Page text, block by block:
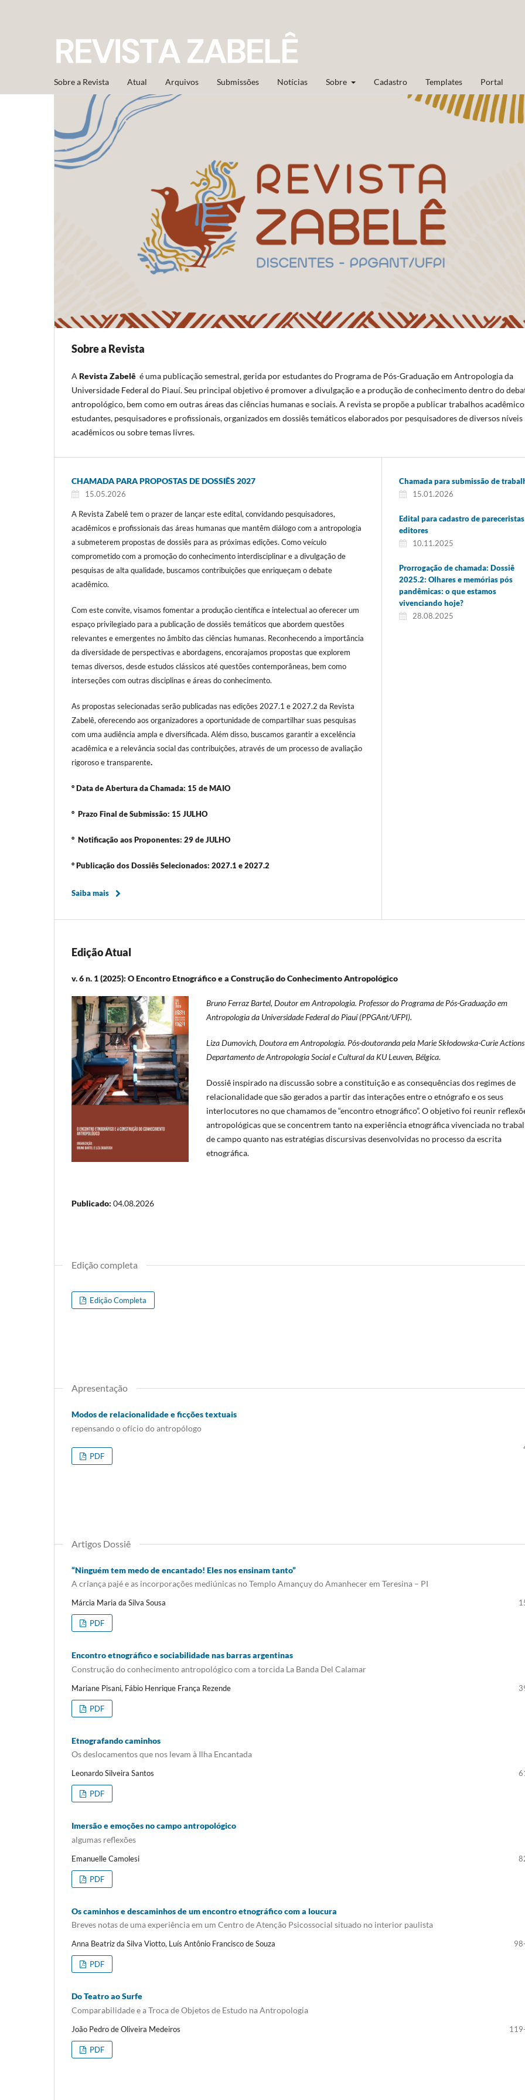
Sobre a Revista Atual Arquivos Submissões Notícias Sobre Cadastro Templates Portal
Sobre a Revista
A Revista Zabelê é uma publicação semestral, gerida por estudantes do Programa de Pós-Graduação em Antropologia da
Universidade Federal do Piauí. Seu principal objetivo é promover a divulgação e a produção de conhecimento dentro do
antropológico, bem como em outras áreas das ciências humanas e sociais. A revista se propõe a publicar trabalhos
estudantes, pesquisadores e profissionais, organizados em dossiês temáticos elaborados por pesquisadores de diversos níveis
acadêmicos ou sobre temas livres.
CHAMADA PARA PROPOSTAS DE DOSSIÊS 2027
15.05.2026
A Revista Zabelê tem o prazer de lançar este edital, convidando pesquisadores,
acadêmicos e profissionais das áreas humanas que mantêm diálogo com a antropologia
a submeterem propostas de dossiês para as próximas edições. Como veículo
comprometido com a promoção do conhecimento interdisciplinar e a divulgação de
pesquisas de alta qualidade, buscamos contribuições que enriqueçam o debate
acadêmico.
Com este convite, visamos fomentar a produção científica e intelectual ao oferecer um
espaço privilegiado para a publicação de dossiês temáticos que abordem questões
relevantes e emergentes no âmbito das ciências humanas. Reconhecendo a importância
da diversidade de perspectivas e abordagens, encorajamos propostas que explorem
temas diversos, desde estudos clássicos até questões contemporâneas, bem como
interseções com outras disciplinas e áreas do conhecimento.
As propostas selecionadas serão publicadas nas edições 2027.1 e 2027.2 da Revista
Zabelê, oferecendo aos organizadores a oportunidade de compartilhar suas pesquisas
com uma audiência ampla e diversificada. Além disso, buscamos garantir a excelência
acadêmica e a relevância social das contribuições, através de um processo de avaliação
rigoroso e transparente.
° Data de Abertura da Chamada: 15 de MAIO
° Prazo Final de Submissão: 15 JULHO
° Notificação aos Proponentes: 29 de JULHO
° Publicação dos Dossiês Selecionados: 2027.1 e 2027.2
Saiba mais
Chamada para submissão de
15.01.2026
Edital para cadastro de
editores
10.11.2025
Prorrogação de chamada: Dossiê
2025.2: Olhares e memórias pós
pandêmicas: o que estamos
vivenciando hoje?
28.08.2025
Edição Atual
v. 6 n. 1 (2025): O Encontro Etnográfico e a Construção do Conhecimento Antropológico
Bruno Ferraz Bartel, Doutor em Antropologia. Professor do Programa de Pós-Graduação em
Antropologia da Universidade Federal do Piauí (PPGAnt/UFPI).
Liza Dumovich, Doutora em Antropologia. Pós-doutoranda pela Marie Skłodowska-Curie
Departamento de Antropologia Social e Cultural da KU Leuven, Bélgica.
Dossiê inspirado na discussão sobre a constituição e as consequências dos regimes de
relacionalidade que são gerados a partir das interações entre o etnógrafo e os seus
interlocutores no que chamamos de “encontro etnográfico”. O objetivo foi reunir
antropológicas que se concentrem tanto na experiência etnográfica vivenciada no
de campo quanto nas estratégias discursivas desenvolvidas no processo da escrita
etnográfica.
Publicado: 04.08.2026
Edição completa
Edição Completa
Apresentação
Modos de relacionalidade e ficções textuais
repensando o ofício do antropólogo
PDF
Artigos Dossiê
“Ninguém tem medo de encantado! Eles nos ensinam tanto”
A criança pajé e as incorporações mediúnicas no Templo Amançuy do Amanhecer em Teresina – PI
Márcia Maria da Silva Sousa
PDF
Encontro etnográfico e sociabilidade nas barras argentinas
Construção do conhecimento antropológico com a torcida La Banda Del Calamar
Mariane Pisani, Fábio Henrique França Rezende
PDF
Etnografando caminhos
Os deslocamentos que nos levam à Ilha Encantada
Leonardo Silveira Santos
PDF
Imersão e emoções no campo antropológico
algumas reflexões
Emanuelle Camolesi
PDF
Os caminhos e descaminhos de um encontro etnográfico com a loucura
Breves notas de uma experiência em um Centro de Atenção Psicossocial situado no interior paulista
Anna Beatriz da Silva Viotto, Luís Antônio Francisco de Souza
PDF
Do Teatro ao Surfe
Comparabilidade e a Troca de Objetos de Estudo na Antropologia
João Pedro de Oliveira Medeiros
PDF